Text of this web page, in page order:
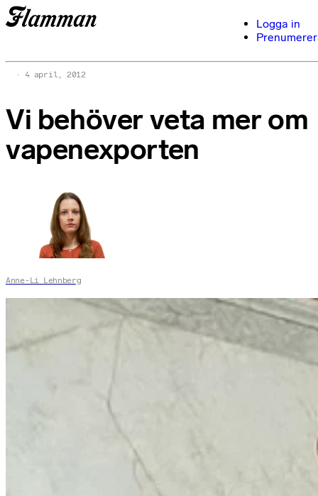
Logga in
4 april, 2012
Vi behöver veta mer om
vapenexporten
Anne-Li Lehnberg